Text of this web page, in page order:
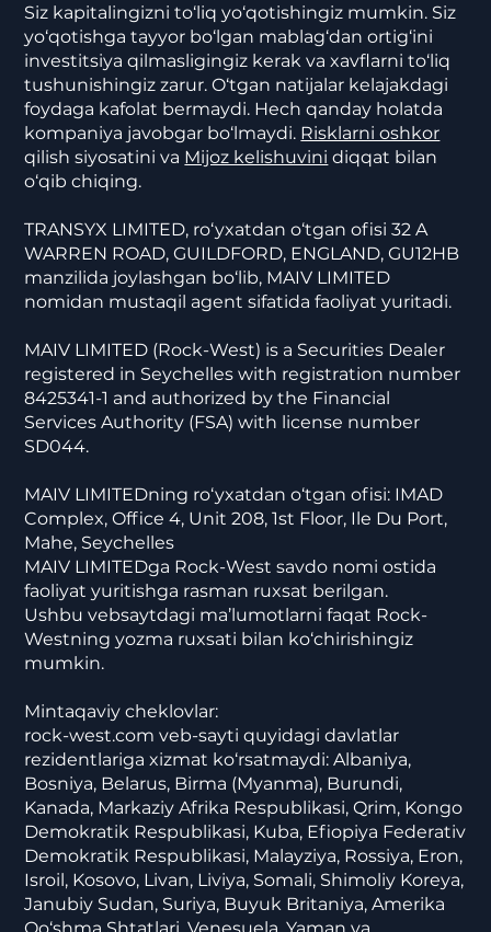
Siz kapitalingizni to‘liq yo‘qotishingiz mumkin. Siz
yo‘qotishga tayyor bo‘lgan mablag‘dan ortig‘ini
investitsiya qilmasligingiz kerak va xavflarni to‘liq
tushunishingiz zarur. O‘tgan natijalar kelajakdagi
foydaga kafolat bermaydi. Hech qanday holatda
kompaniya javobgar bo‘lmaydi. Risklarni oshkor
qilish siyosatini va Mijoz kelishuvini diqqat bilan
o‘qib chiqing.
TRANSYX LIMITED, ro‘yxatdan o‘tgan ofisi 32 A
WARREN ROAD, GUILDFORD, ENGLAND, GU12HB
manzilida joylashgan bo‘lib, MAIV LIMITED
nomidan mustaqil agent sifatida faoliyat yuritadi.
MAIV LIMITED (Rock-West) is a Securities Dealer
registered in Seychelles with registration number
8425341-1 and authorized by the Financial
Services Authority (FSA) with license number
SD044.
MAIV LIMITEDning ro‘yxatdan o‘tgan ofisi: IMAD
Complex, Office 4, Unit 208, 1st Floor, Ile Du Port,
Mahe, Seychelles
MAIV LIMITEDga Rock-West savdo nomi ostida
faoliyat yuritishga rasman ruxsat berilgan.
Ushbu vebsaytdagi ma’lumotlarni faqat Rock-
Westning yozma ruxsati bilan ko‘chirishingiz
mumkin.
Mintaqaviy cheklovlar:
rock-west.com veb-sayti quyidagi davlatlar
rezidentlariga xizmat ko‘rsatmaydi: Albaniya,
Bosniya, Belarus, Birma (Myanma), Burundi,
Kanada, Markaziy Afrika Respublikasi, Qrim, Kongo
Demokratik Respublikasi, Kuba, Efiopiya Federativ
Demokratik Respublikasi, Malayziya, Rossiya, Eron,
Isroil, Kosovo, Livan, Liviya, Somali, Shimoliy Koreya,
Janubiy Sudan, Suriya, Buyuk Britaniya, Amerika